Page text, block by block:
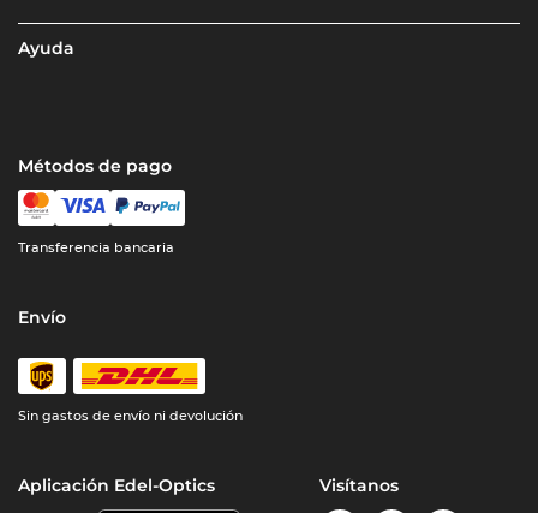
Ayuda
Métodos de pago
Transferencia bancaria
Envío
Sin gastos de envío ni devolución
Aplicación Edel-Optics Visítanos